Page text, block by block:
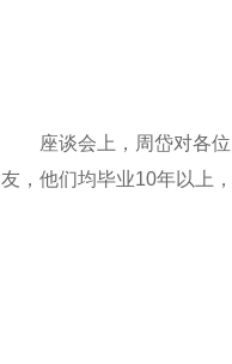
座谈会上，周岱对各位
友，他们均毕业10年以上